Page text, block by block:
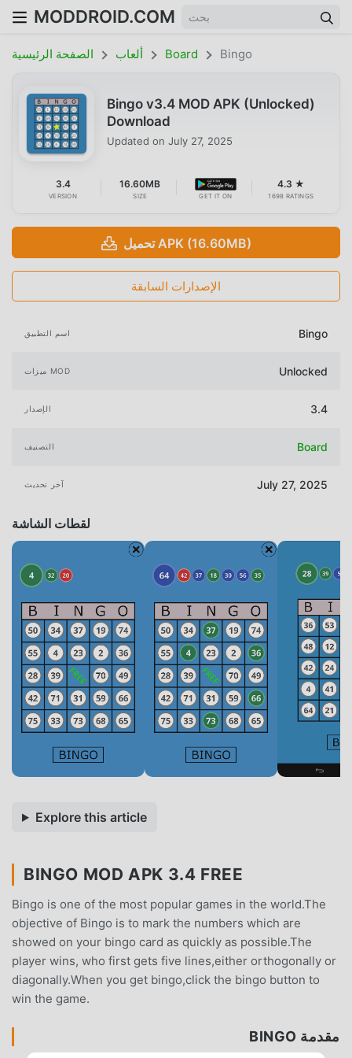
MODDROID.COM
الصفحة الرئيسية ألعاب Board Bingo
Bingo v3.4 MOD APK (Unlocked)
Download
Updated on July 27, 2025
3.4
VERSION
16.60MB
SIZE GET IT ON
4.3 ★
1698 RATINGS
تحميل APK (16.60MB)
الإصدارات السابقة
اسم التطبيق Bingo
ميزات MOD Unlocked
الإصدار 3.4
التصنيف Board
آخر تحديث July 27, 2025
لقطات الشاشة
Explore this article
BINGO MOD APK 3.4 FREE
Bingo is one of the most popular games in the world.The
objective of Bingo is to mark the numbers which are
showed on your bingo card as quickly as possible.The
player wins, who first gets five lines,either orthogonally or
diagonally.When you get bingo,click the bingo button to
win the game.
مقدمة BINGO